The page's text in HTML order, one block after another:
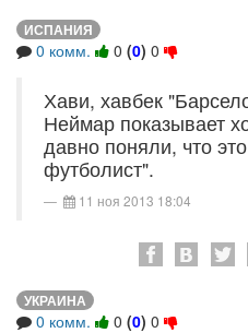
ИСПАНИЯ
0 комм. 0 (0) 0
Хави, хавбек
Неймар показывает
давно поняли, что
футболист".
11 ноя 2013 18:04
УКРАИНА
0 комм. 0 (0) 0